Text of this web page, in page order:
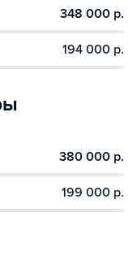
348 000 р.
194 000 р.
380 000 р.
199 000 р.